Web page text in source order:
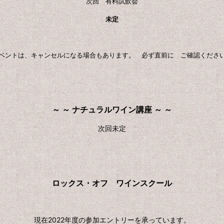
未定
ントは、キャンセルになる場合もあります。 必ず直前に ご確認くださ
～ ～ ナチュラルワイン講座 ～ ～
次回未定
ロックス・オフ ワインスクール
現在2022年度の参加エントリーを承っています。